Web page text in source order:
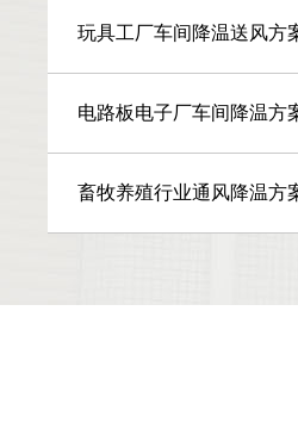
玩具工厂车间降温送风方
电路板电子厂车间降温方
畜牧养殖行业通风降温方